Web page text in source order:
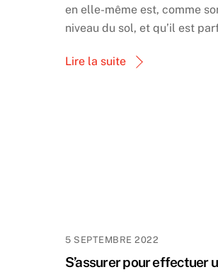
en elle-même est, comme
niveau du sol, et qu’il est
Lire la suite
5 SEPTEMBRE 2022
S’assurer pour effectuer